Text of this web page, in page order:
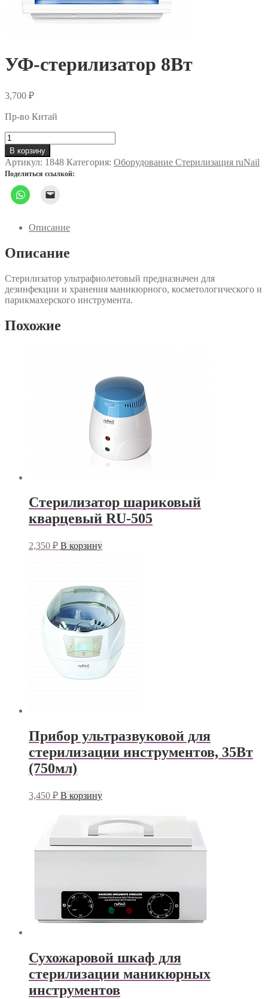
УФ-стерилизатор 8Вт
3,700 ₽
Пр-во Китай
Количество
товара
УФ-
стерилизатор
8Вт
В корзину
Артикул: 1848 Категория: Оборудование Стерилизация ruNail
Поделиться ссылкой:
Описание
Описание
Стерилизатор ультрафиолетовый предназначен для
дезинфекции и хранения маникюрного, косметологического и
парикмахерского инструмента.
Похожие
Стерилизатор шариковый
кварцевый RU-505
2,350 ₽ В корзину
Прибор ультразвуковой для
стерилизации инструментов, 35Вт
(750мл)
3,450 ₽ В корзину
Сухожаровой шкаф для
стерилизации маникюрных
инструментов